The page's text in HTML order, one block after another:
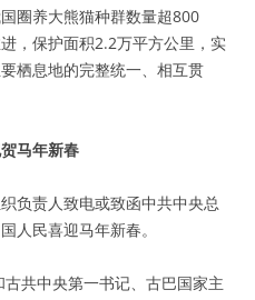
圈养大熊猫种群数量超800
，保护面积2.2万平方公里，实
栖息地的完整统一、相互贯
马年新春
负责人致电或致函中共中央总
人民喜迎马年新春。
共中央第一书记、古巴国家主